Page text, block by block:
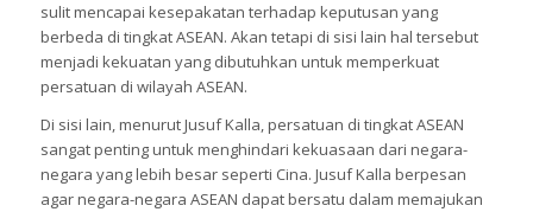
sulit mencapai kesepakatan terhadap keputusan yang
berbeda di tingkat ASEAN. Akan tetapi di sisi lain hal tersebut
menjadi kekuatan yang dibutuhkan untuk memperkuat
persatuan di wilayah ASEAN.
Di sisi lain, menurut Jusuf Kalla, persatuan di tingkat ASEAN
sangat penting untuk menghindari kekuasaan dari negara-
negara yang lebih besar seperti Cina. Jusuf Kalla berpesan
agar negara-negara ASEAN dapat bersatu dalam memajukan